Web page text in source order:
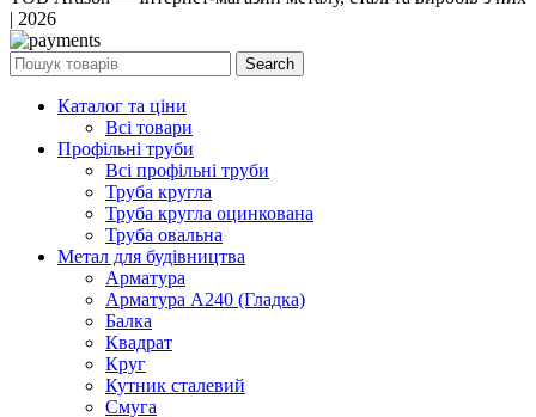
| 2026
Search
Каталог та ціни
Всі товари
Профільні труби
Всі профільні труби
Труба кругла
Труба кругла оцинкована
Труба овальна
Метал для будівництва
Арматура
Арматура А240 (Гладка)
Балка
Квадрат
Круг
Кутник сталевий
Смуга